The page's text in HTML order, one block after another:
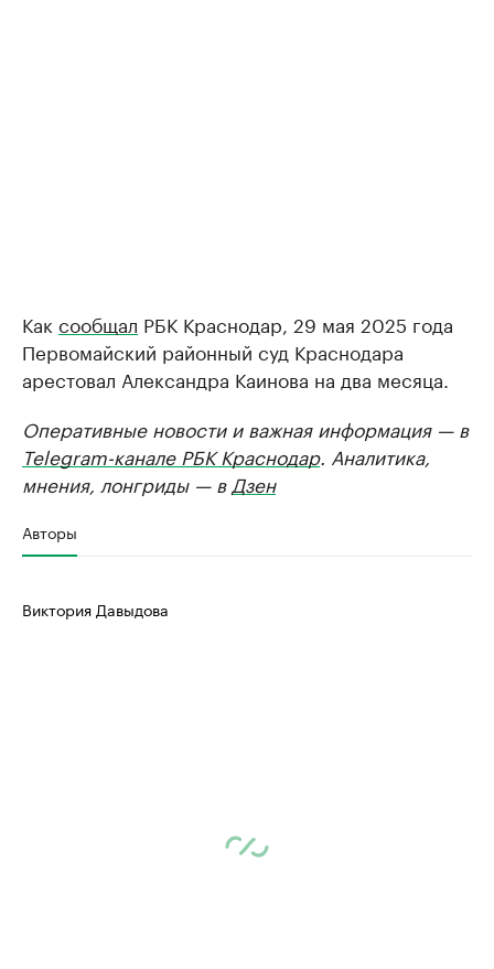
Как сообщал РБК Краснодар, 29 мая 2025 года
Первомайский районный суд Краснодара
арестовал Александра Каинова на два месяца.
Оперативные новости и важная информация — в
Telegram-канале РБК Краснодар. Аналитика,
мнения, лонгриды — в Дзен
Авторы
Виктория Давыдова